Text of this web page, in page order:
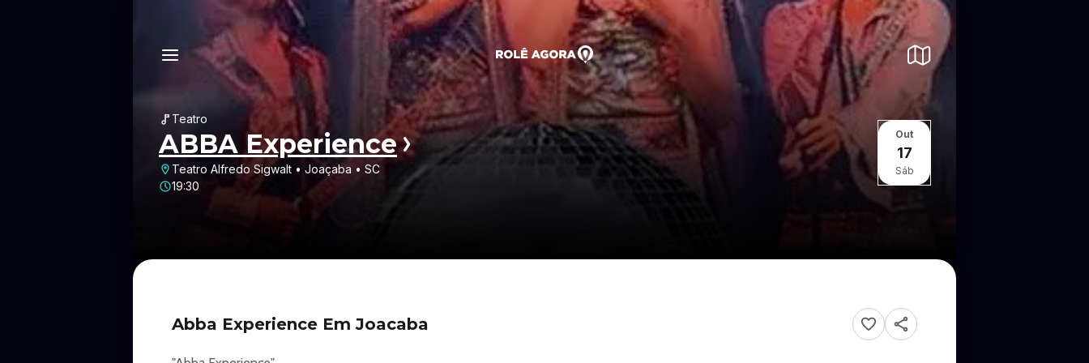
Teatro
ABBA Experience
Teatro Alfredo Sigwalt • Joaçaba • SC
19:30
Out
17
Sáb
Abba Experience Em Joacaba